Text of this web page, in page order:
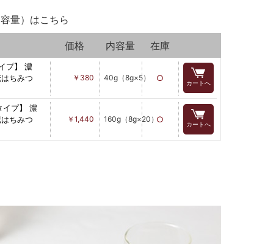
量）はこちら
価格 内容量 在庫
プ】 濃
ちみつ
￥380 40g（8g×5） ○
カートへ
イプ】 濃
ちみつ
￥1,440 160g（8g×20）○
カートへ